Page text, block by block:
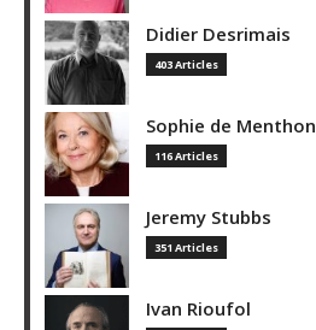
Didier Desrimais
403 Articles
Sophie de Menthon
116 Articles
Jeremy Stubbs
351 Articles
Ivan Rioufol